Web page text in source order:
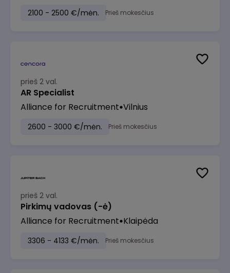
2100 - 2500 €/mėn. Prieš mokesčius
prieš 2 val.
AR Specialist
Alliance for Recruitment Vilnius
2600 - 3000 €/mėn. Prieš mokesčius
prieš 2 val.
Pirkimų vadovas (-ė)
Alliance for Recruitment Klaipėda
3306 - 4133 €/mėn. Prieš mokesčius